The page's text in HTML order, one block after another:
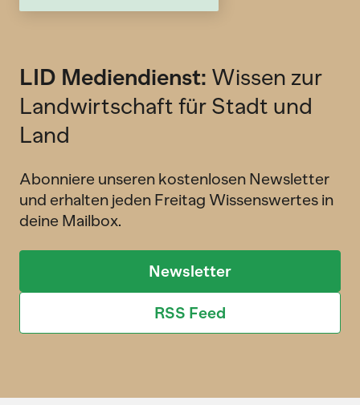
LID Mediendienst: Wissen zur
Landwirtschaft für Stadt und
Land
Abonniere unseren kostenlosen Newsletter
und erhalten jeden Freitag Wissenswertes in
deine Mailbox.
Newsletter
RSS Feed